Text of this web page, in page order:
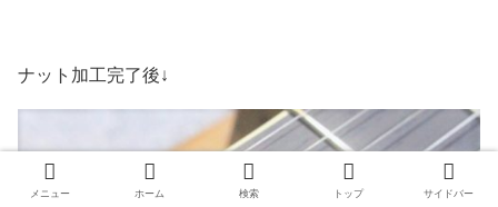
ナット加工完了後↓
メニュー ホーム 検索 トップ サイドバー